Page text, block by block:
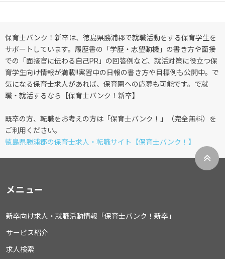
保育士バンク！新卒は、徳島県勝浦郡で就職活動をする保育学生を
サポートしています。履歴書の「学歴・志望動機」の書き方や面接
での「面接官に伝わる自己PR」の回答例など、就活対策に役立つ保
育学生向け情報が満載!!実習中の日報の書き方や目標例も公開中。で
気になる保育士求人があれば、保育園への応募も可能です。で就
職・就活するなら【保育士バンク！新卒】
既卒の方、転職をお考えの方は「保育士バンク！」（完全無料）を
ご利用ください。
徳島県勝浦郡の保育士求人・転職サイト【保育士バンク！】
メニュー
新卒向け求人・就職活動情報「保育士バンク！新卒」
サービス紹介
求人検索